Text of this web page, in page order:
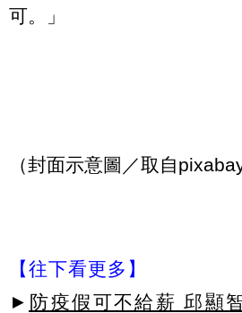
可。」
（封面示意圖／取自pixabay
【往下看更多】
► 防疫假可不給薪 邱顯